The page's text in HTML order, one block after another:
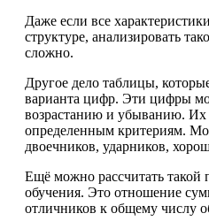
Даже если все
структуре, анализировать
сложно.
Другое дело таблицы,
варианта цифр. Эти цифры
возрастанию и убыванию. Их
определенным критериям.
двоечников, ударников,
Ещё можно рассчитать такой
обучения. Это отношение
отличников к общему числу